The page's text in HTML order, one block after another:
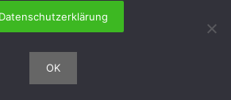
Datenschutzerklärung
OK